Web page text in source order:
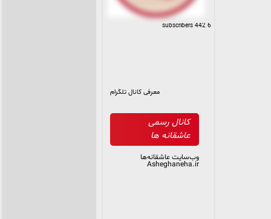
6 442 subscribers
معرفی کانال تلگرام
کانال رسمی
عاشقانه ها
وب‌سایت عاشقانه‌ها
Asheghaneha.ir